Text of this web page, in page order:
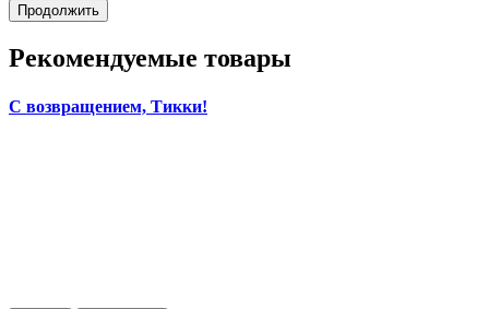
Продолжить
Рекомендуемые товары
С возвращением, Тикки!